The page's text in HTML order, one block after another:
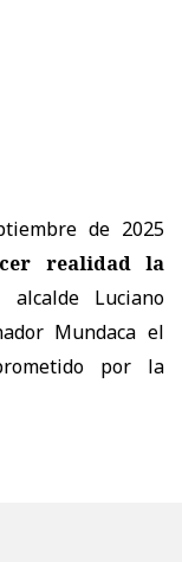
de 2025
realidad la
Luciano
Mundaca el
por la